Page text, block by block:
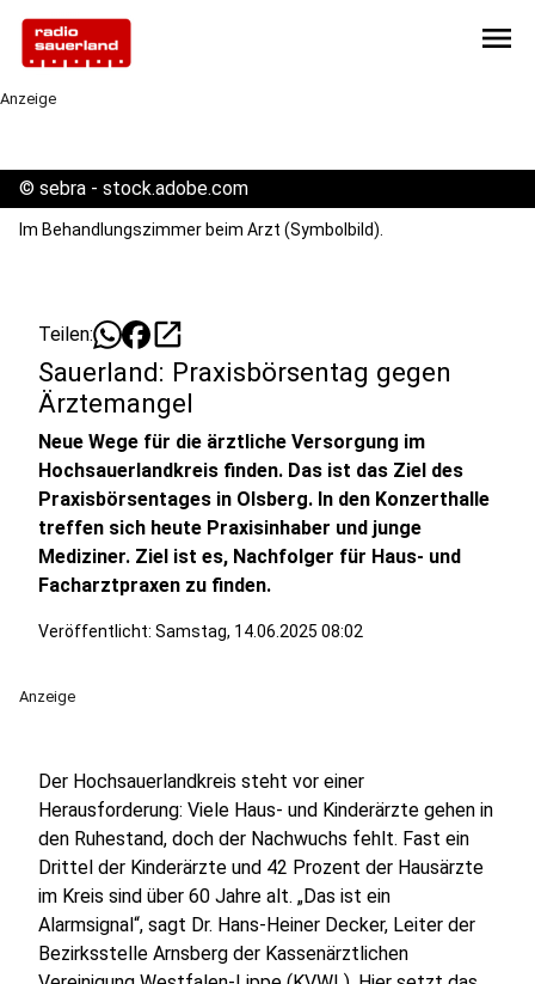
menu
Anzeige
© sebra - stock.adobe.com
Im Behandlungszimmer beim Arzt (Symbolbild).
Teilen: open_in_new
Sauerland: Praxisbörsentag gegen
Ärztemangel
Neue Wege für die ärztliche Versorgung im
Hochsauerlandkreis finden. Das ist das Ziel des
Praxisbörsentages in Olsberg. In den Konzerthalle
treffen sich heute Praxisinhaber und junge
Mediziner. Ziel ist es, Nachfolger für Haus- und
Facharztpraxen zu finden.
Veröffentlicht: Samstag, 14.06.2025 08:02
Anzeige
Der Hochsauerlandkreis steht vor einer
Herausforderung: Viele Haus- und Kinderärzte gehen in
den Ruhestand, doch der Nachwuchs fehlt. Fast ein
Drittel der Kinderärzte und 42 Prozent der Hausärzte
im Kreis sind über 60 Jahre alt. „Das ist ein
Alarmsignal“, sagt Dr. Hans-Heiner Decker, Leiter der
Bezirksstelle Arnsberg der Kassenärztlichen